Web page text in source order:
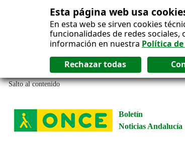
Esta página web usa
En esta web se sirven cookies
funcionalidades de redes
información en nuestra Política
Salto al contenido
Boletín
Noticias Andalucía